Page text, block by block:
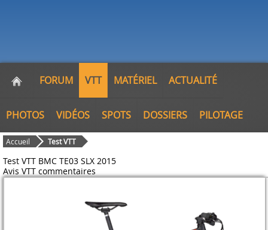
FORUM VTT MATÉRIEL ACTUALITÉ
PHOTOS VIDÉOS SPOTS DOSSIERS PILOTAGE
Accueil Test VTT
Test VTT BMC TE03 SLX 2015
Avis VTT commentaires